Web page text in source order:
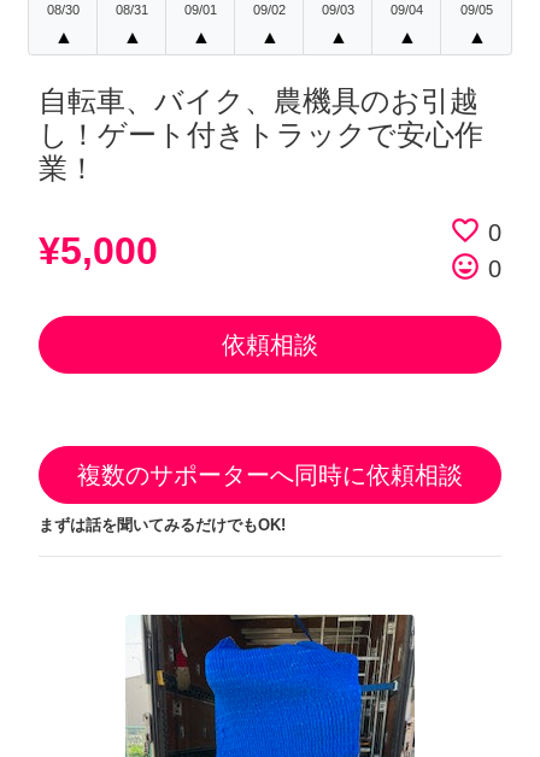
08/30
▲
08/31
▲
09/01
▲
09/02
▲
09/03
▲
09/04
▲
09/05
▲
自転車、バイク、農機具のお引越
し！ゲート付きトラックで安心作
業！
¥5,000 favorite_border 0
tag_faces 0
依頼相談
複数のサポーターへ同時に依頼相談
まずは話を聞いてみるだけでもOK!